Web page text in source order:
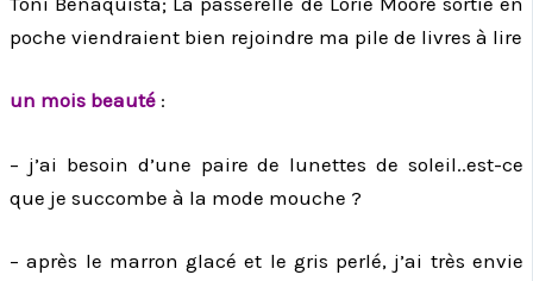
poche viendraient bien rejoindre ma pile de livres à lire
un mois beauté :
– j’ai besoin d’une paire de lunettes de soleil..est-ce
que je succombe à la mode mouche ?
– après le marron glacé et le gris perlé, j’ai très envie